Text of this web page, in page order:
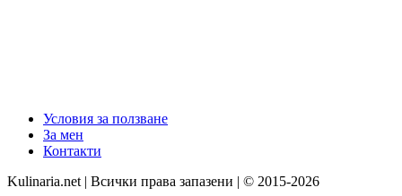
Условия за ползване
За мен
Контакти
Kulinaria.net | Всички права запазени | © 2015-2026